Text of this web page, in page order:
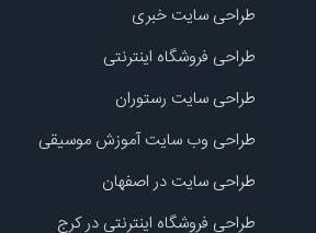
طراحی سایت خبری
طراحی فروشگاه اینترنتی
طراحی سایت رستوران
طراحی وب سایت آموزش موسیقی
طراحی سایت در اصفهان
طراحی فروشگاه اینترنتی در کرج